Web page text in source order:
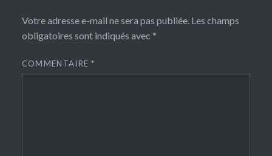
Votre adresse e-mail ne sera pas publiée. Les champs
obligatoires sont indiqués avec *
COMMENTAIRE*